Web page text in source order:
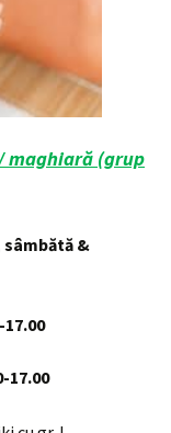
maghiară (grup
&
17.00